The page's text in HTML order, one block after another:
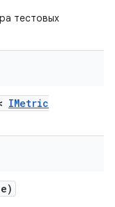
тестовых
IMetric